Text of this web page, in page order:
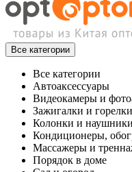
Все категории
Все категории
Автоаксессуары
Видеокамеры и
Зажигалки и горелки
Колонки и наушники
Кондиционеры,
Массажеры и
Порядок в доме